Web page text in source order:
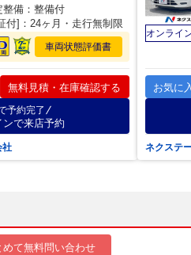
整備：整備付
付]：24ヶ月・走行無制限
車両状態評価書
無料見積・在庫確認する
予約完了
ンで来店予約
社
オンライ
お気に
ネクステ
めて無料問い合わせ